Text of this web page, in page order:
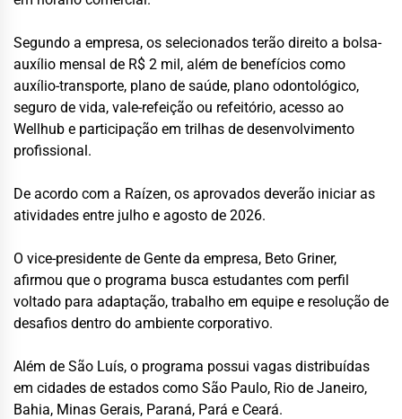
Segundo a empresa, os selecionados terão direito a bolsa-
auxílio mensal de R$ 2 mil, além de benefícios como
auxílio-transporte, plano de saúde, plano odontológico,
seguro de vida, vale-refeição ou refeitório, acesso ao
Wellhub e participação em trilhas de desenvolvimento
profissional.
De acordo com a Raízen, os aprovados deverão iniciar as
atividades entre julho e agosto de 2026.
O vice-presidente de Gente da empresa, Beto Griner,
afirmou que o programa busca estudantes com perfil
voltado para adaptação, trabalho em equipe e resolução de
desafios dentro do ambiente corporativo.
Além de São Luís, o programa possui vagas distribuídas
em cidades de estados como São Paulo, Rio de Janeiro,
Bahia, Minas Gerais, Paraná, Pará e Ceará.